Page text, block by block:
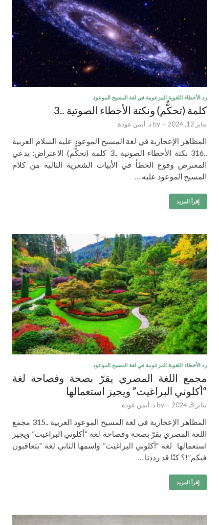
رد الأخطاء اللغوية المزعومة في لغة المسيح الموعود
كلمة (تحكُّم) ونكتة الأخطاء الصوتية ..3
يناير 12, 2024 -
by د. أيمن عودة
المظاهر الإعجازية في لغة المسيح الموعود عليه السلام العربية
..316 نكتة الأخطاء الصوتية ..3 كلمة (تحكُّم) الاعتراض: يدعي
المعترض وقوع الخطأ في الأبيات الشعرية التالية من كلام
المسيح الموعود عليه …
إقرأ المزيد
رد الأخطاء اللغوية المزعومة في لغة المسيح الموعود
مجمع اللغة المصري يقرّ بصحة وفصاحة لغة
“أكلوني البراغيث” ويجيز استعمالها
يناير 8, 2024 -
by د. أيمن عودة
المظاهر الإعجازية في لغة المسيح الموعود العربية ..315 مجمع
اللغة المصري يقرّ بصحة وفصاحة لغة “أكلوني البراغيث” ويجيز
استعمالها لغة “أكلوني البراغيث” واسمها الثاني لغة “يتعاقبون
فيكم”!؟ كنّا قد رددنا …
إقرأ المزيد